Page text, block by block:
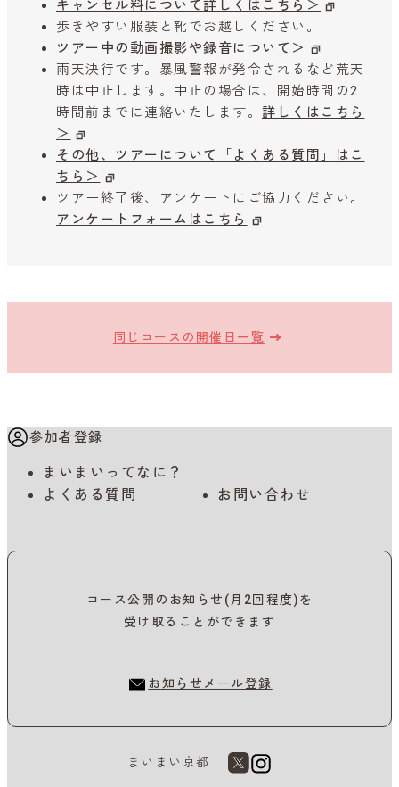
キャンセル料について詳しくはこちら＞
歩きやすい服装と靴でお越しください。
ツアー中の動画撮影や録音について＞
雨天決行です。暴風警報が発令されるなど荒天
時は中止します。中止の場合は、開始時間の2
時間前までに連絡いたします。 詳しくはこちら
＞
その他、ツアーについて「よくある質問」はこ
ちら＞
ツアー終了後、アンケートにご協力ください。
アンケートフォームはこちら
同じコースの開催日一覧
参加者登録
まいまいってなに？
よくある質問
お問い合わせ
コース公開のお知らせ(月2回程度)を
受け取ることができます
お知らせメール登録
まいまい京都